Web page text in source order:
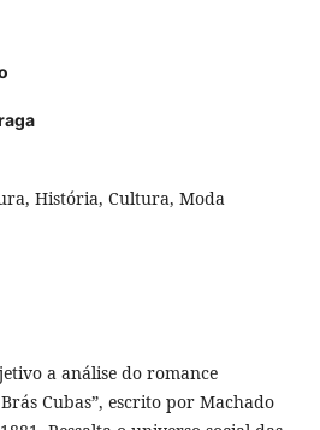
História, Cultura, Moda
a análise do romance
Cubas”, escrito por Machado